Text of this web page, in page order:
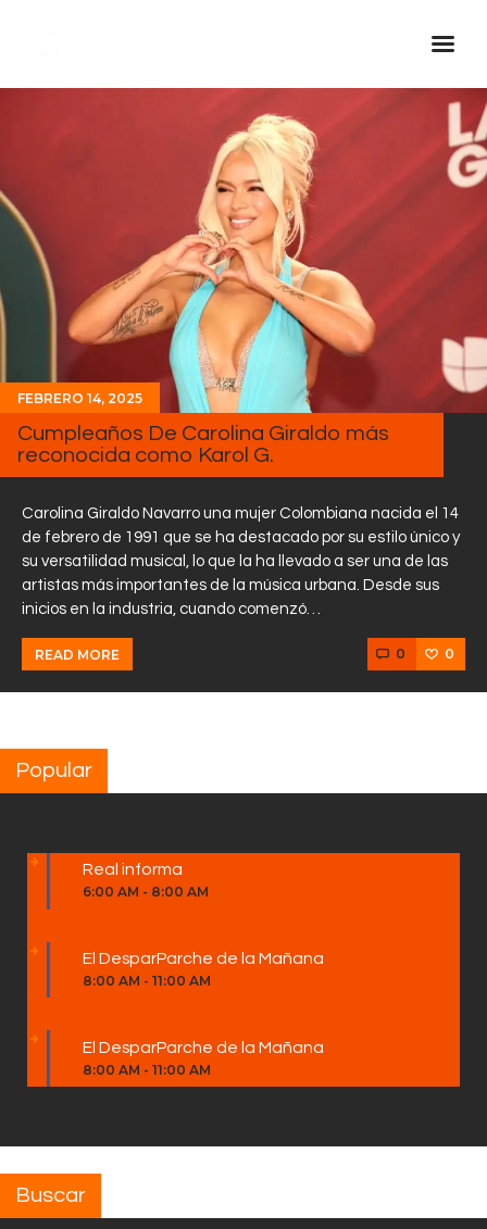
Inicio Real FM
Descarga La APP
Programas
Noticias
Sobre Nosotros
Contactos
FEBRERO 14, 2025
Cumpleaños De Carolina Giraldo más
reconocida como Karol G.
Carolina Giraldo Navarro una mujer Colombiana nacida el 14
de febrero de 1991 que se ha destacado por su estilo único y
su versatilidad musical, lo que la ha llevado a ser una de las
artistas más importantes de la música urbana. Desde sus
inicios en la industria, cuando comenzó…
READ MORE 0 0
Popular
Real informa
6:00 AM - 8:00 AM
El DesparParche de la Mañana
8:00 AM - 11:00 AM
El DesparParche de la Mañana
8:00 AM - 11:00 AM
Buscar